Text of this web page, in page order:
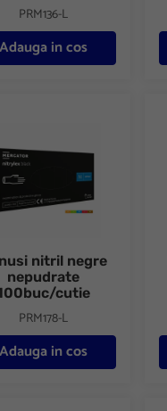
PRM136-L
Adauga in cos
nitril negre
nepudrate
cutie
PRM178-L
Adauga in cos